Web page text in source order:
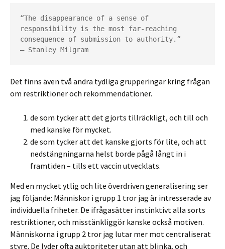
“The disappearance of a sense of
responsibility is the most far-reaching
consequence of submission to authority.”
― Stanley Milgram
Det finns även två andra tydliga grupperingar kring frågan
om restriktioner och rekommendationer.
de som tycker att det gjorts tillräckligt, och till och
med kanske för mycket.
de som tycker att det kanske gjorts för lite, och att
nedstängningarna helst borde pågå långt in i
framtiden – tills ett vaccin utvecklats.
Med en mycket ytlig och lite överdriven generalisering ser
jag följande: Människor i grupp 1 tror jag är intresserade av
individuella friheter. De ifrågasätter instinktivt alla sorts
restriktioner, och misstänkliggör kanske också motiven.
Människorna i grupp 2 tror jag lutar mer mot centraliserat
styre. De lyder ofta auktoriteter utan att blinka, och